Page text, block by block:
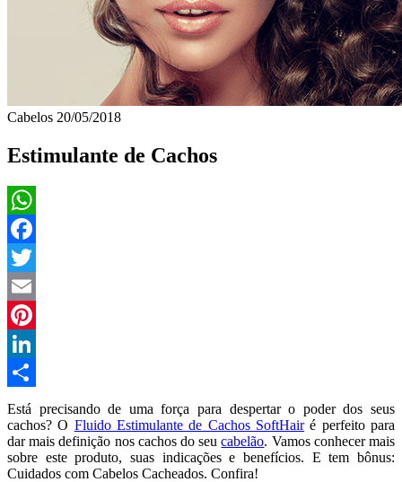
Cabelos 20/05/2018
Estimulante de Cachos
WhatsApp
Facebook
Twitter
Email
Pinterest
LinkedIn
Compartilhar
Está precisando de uma força para despertar o poder dos seus
cachos? O Fluido Estimulante de Cachos SoftHairé perfeito para
dar mais definição nos cachos do seucabelão. Vamos conhecer mais
sobre este produto, suas indicações e benefícios. E tem bônus:
Cuidados com Cabelos Cacheados. Confira!